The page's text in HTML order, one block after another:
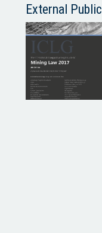
External